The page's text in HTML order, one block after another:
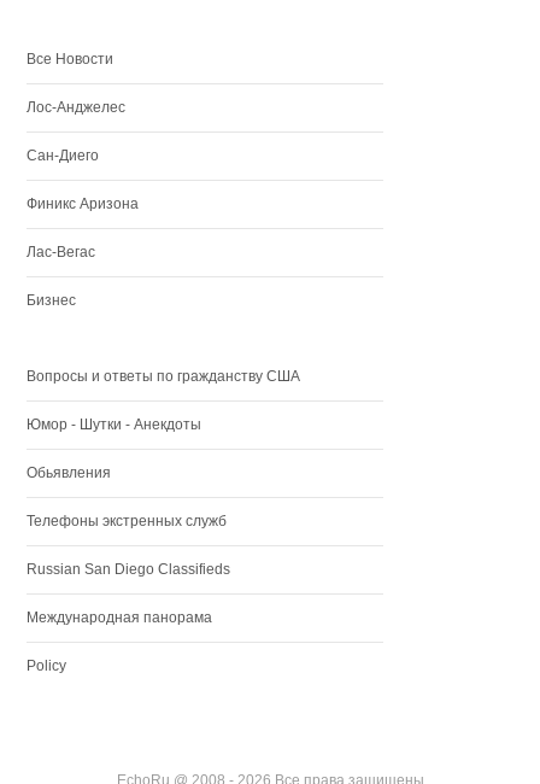
Все Новости
Лос-Анджелес
Сан-Диего
Финикс Аризона
Лас-Вегас
Бизнес
Вопросы и ответы по гражданству США
Юмор - Шутки - Анекдоты
Обьявления
Телефоны экстренных служб
Russian San Diego Classifieds
Международная панорама
Policy
EchoRu @ 2008 - 2026 Все права защищены